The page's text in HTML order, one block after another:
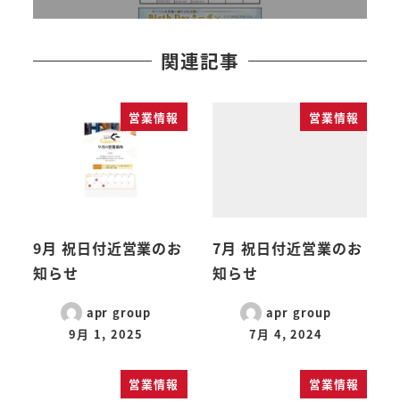
関連記事
営業情報
9月 祝日付近営業のお
知らせ
apr group
9月 1, 2025
営業情報
7月 祝日付近営業のお
知らせ
apr group
7月 4, 2024
営業情報 営業情報